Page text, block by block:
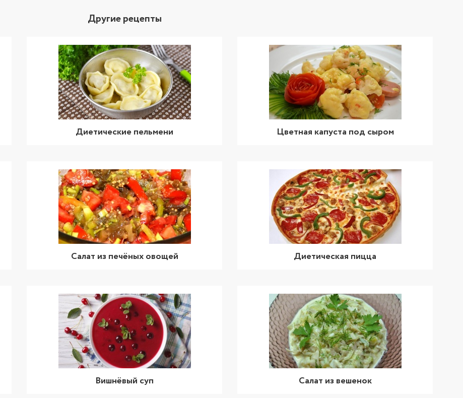
Другие рецепты
Диетические пельмени Цветная капуста под сыром
Салат из печёных овощей Диетическая пицца
Вишнёвый суп Салат из вешенок